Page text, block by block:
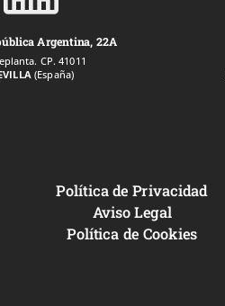
Argentina, 22A
CP. 41011
(España)
Política de Privacidad
Aviso Legal
Política de Cookies